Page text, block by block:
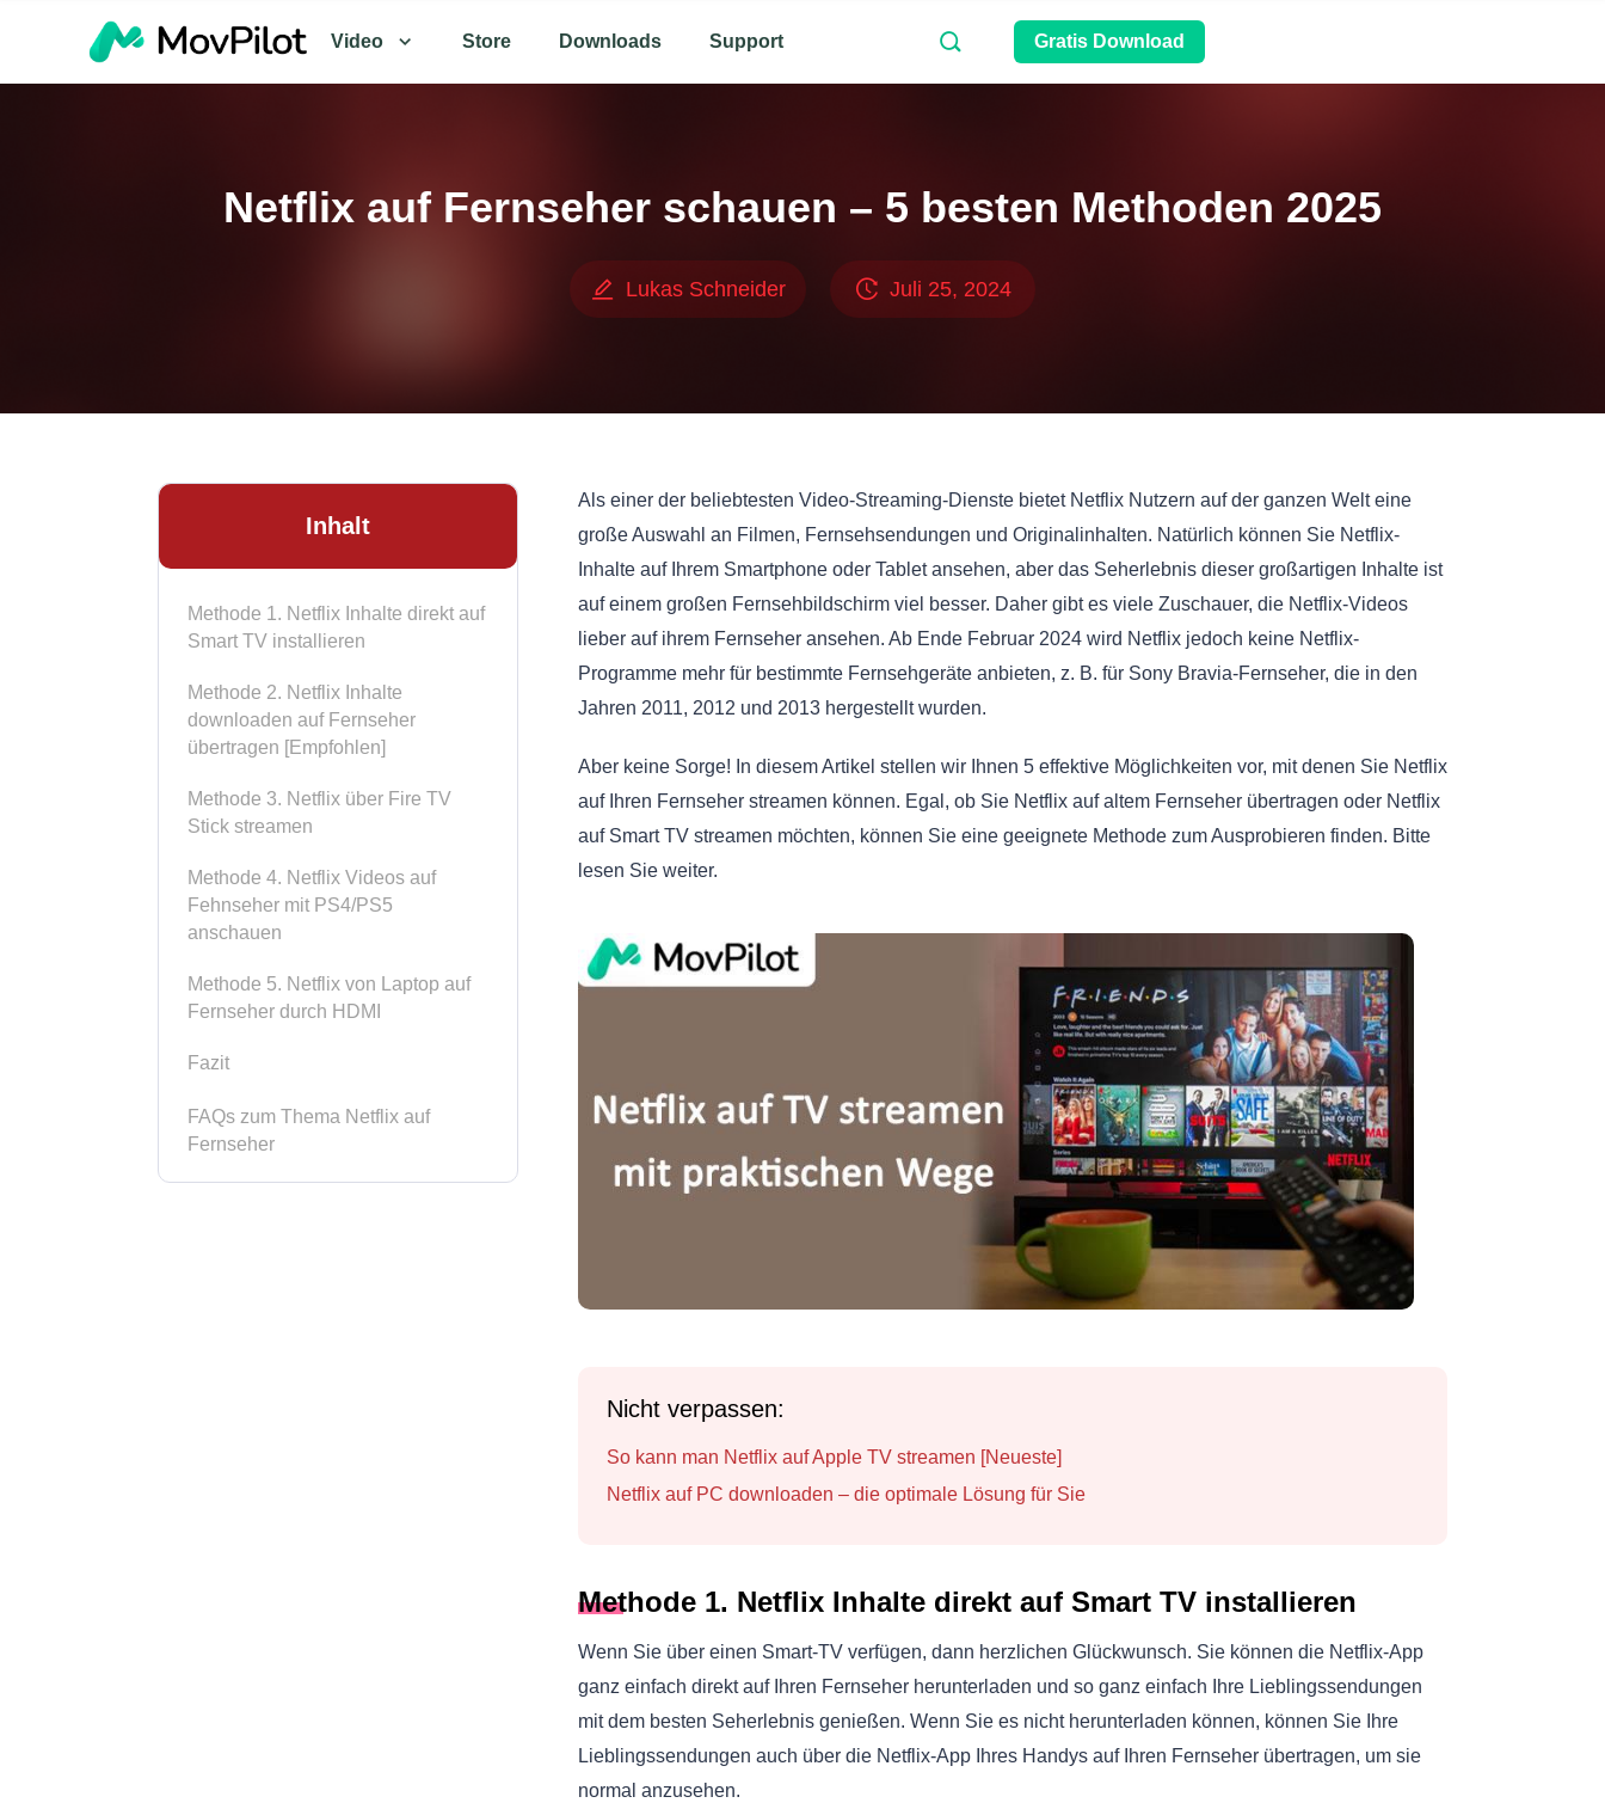
Video Store Downloads Support Gratis Download
Netflix auf Fernseher schauen – 5 besten Methoden 2025
Lukas Schneider Juli 25, 2024
Inhalt
Methode 1. Netflix Inhalte direkt auf
Smart TV installieren
Methode 2. Netflix Inhalte
downloaden auf Fernseher
übertragen [Empfohlen]
Methode 3. Netflix über Fire TV
Stick streamen
Methode 4. Netflix Videos auf
Fehnseher mit PS4/PS5
anschauen
Methode 5. Netflix von Laptop auf
Fernseher durch HDMI
Fazit
FAQs zum Thema Netflix auf
Fernseher
Als einer der beliebtesten Video-Streaming-Dienste bietet Netflix Nutzern auf der ganzen Welt eine
große Auswahl an Filmen, Fernsehsendungen und Originalinhalten. Natürlich können Sie Netflix-
Inhalte auf Ihrem Smartphone oder Tablet ansehen, aber das Seherlebnis dieser großartigen Inhalte ist
auf einem großen Fernsehbildschirm viel besser. Daher gibt es viele Zuschauer, die Netflix-Videos
lieber auf ihrem Fernseher ansehen. Ab Ende Februar 2024 wird Netflix jedoch keine Netflix-
Programme mehr für bestimmte Fernsehgeräte anbieten, z. B. für Sony Bravia-Fernseher, die in den
Jahren 2011, 2012 und 2013 hergestellt wurden.
Aber keine Sorge! In diesem Artikel stellen wir Ihnen 5 effektive Möglichkeiten vor, mit denen Sie Netflix
auf Ihren Fernseher streamen können. Egal, ob Sie Netflix auf altem Fernseher übertragen oder Netflix
auf Smart TV streamen möchten, können Sie eine geeignete Methode zum Ausprobieren finden. Bitte
lesen Sie weiter.
Nicht verpassen:
So kann man Netflix auf Apple TV streamen [Neueste]
Netflix auf PC downloaden – die optimale Lösung für Sie
Methode 1. Netflix Inhalte direkt auf Smart TV installieren
Wenn Sie über einen Smart-TV verfügen, dann herzlichen Glückwunsch. Sie können die Netflix-App
ganz einfach direkt auf Ihren Fernseher herunterladen und so ganz einfach Ihre Lieblingssendungen
mit dem besten Seherlebnis genießen. Wenn Sie es nicht herunterladen können, können Sie Ihre
Lieblingssendungen auch über die Netflix-App Ihres Handys auf Ihren Fernseher übertragen, um sie
normal anzusehen.